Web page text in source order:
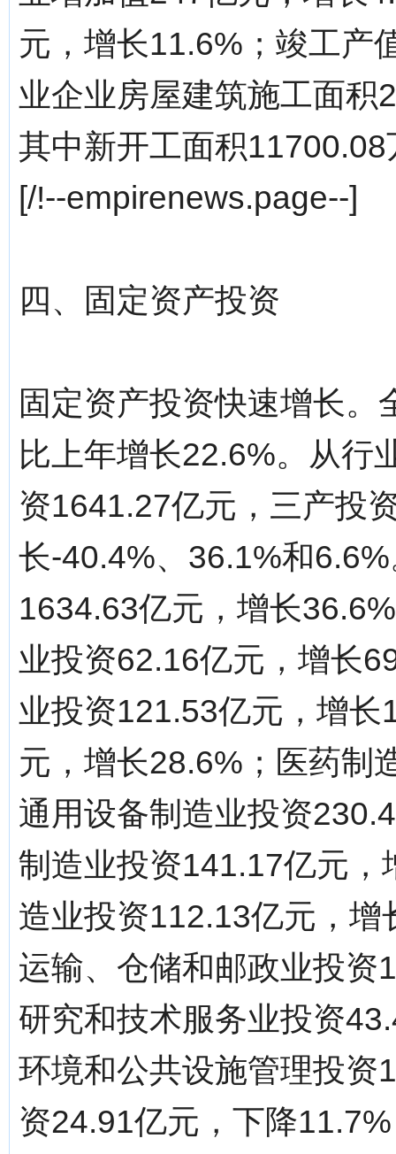
元，增长11.6%；竣工产
业企业房屋建筑施工面积
其中新开工面积
[/!--empirenews.page--]
四、固定资产投资
固定资产投资快速增长
比上年增长22.6%。从行
资1641.27亿元，三产投
长-40.4%、36.1%和
1634.63亿元，增长
业投资62.16亿元，增长
业投资121.53亿元，增
元，增长28.6%；医药制
通用设备制造业投资
制造业投资141.17亿元
造业投资112.13亿元，
运输、仓储和邮政业投资
研究和技术服务业投资
环境和公共设施管理投资
资24.91亿元，下降